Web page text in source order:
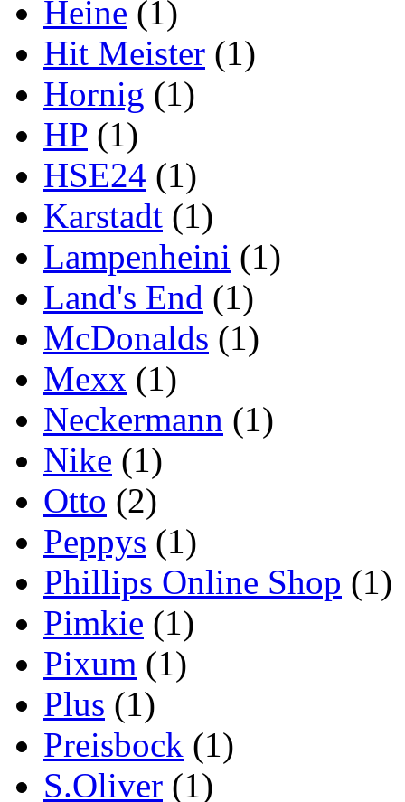
Heine (1)
Hit Meister (1)
Hornig (1)
HP (1)
HSE24 (1)
Karstadt (1)
Lampenheini (1)
Land's End (1)
McDonalds (1)
Mexx (1)
Neckermann (1)
Nike (1)
Otto (2)
Peppys (1)
Phillips Online Shop (1)
Pimkie (1)
Pixum (1)
Plus (1)
Preisbock (1)
S.Oliver (1)